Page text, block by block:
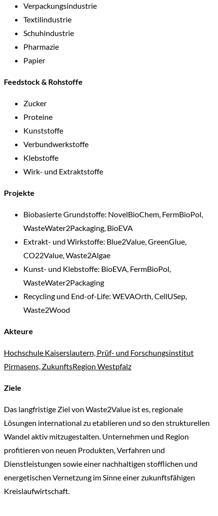
Verpackungsindustrie
Textilindustrie
Schuhindustrie
Pharmazie
Papier
Feedstock & Rohstoffe
Zucker
Proteine
Kunststoffe
Verbundwerkstoffe
Klebstoffe
Wirk- und Extraktstoffe
Projekte
Biobasierte Grundstoffe: NovelBioChem, FermBioPol,
WasteWater2Packaging, BioEVA
Extrakt- und Wirkstoffe: Blue2Value, GreenGlue,
CO22Value, Waste2Algae
Kunst- und Klebstoffe: BioEVA, FermBioPol,
WasteWater2Packaging
Recycling und End-of-Life: WEVAOrth, CellUSep,
Waste2Wood
Akteure
Hochschule Kaiserslautern, Prüf- und Forschungsinstitut
Pirmasens, ZukunftsRegion Westpfalz
Ziele
Das langfristige Ziel von Waste2Value ist es, regionale
Lösungen international zu etablieren und so den strukturellen
Wandel aktiv mitzugestalten. Unternehmen und Region
profitieren von neuen Produkten, Verfahren und
Dienstleistungen sowie einer nachhaltigen stofflichen und
energetischen Vernetzung im Sinne einer zukunftsfähigen
Kreislaufwirtschaft.